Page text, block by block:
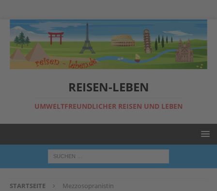
REISEN-LEBEN
UMWELTFREUNDLICHER REISEN UND LEBEN
STARTSEITE Mezzosopranistin